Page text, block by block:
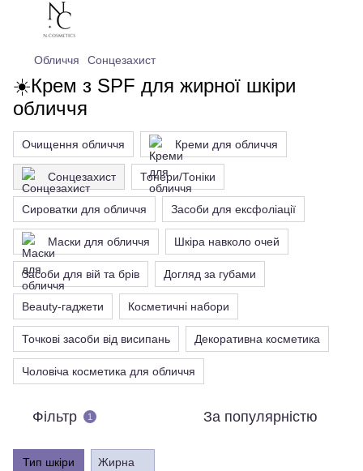
Обличчя Сонцезахист
☀️Крем з SPF для жирної шкіри
обличчя
Очищення обличчя Креми для обличчя
Сонцезахист Тонери/Тоніки
Сироватки для обличчя Засоби для ексфоліації
Маски для обличчя Шкіра навколо очей
Засоби для вій та брів Догляд за губами
Beauty-гаджети Косметичні набори
Точкові засоби від висипань Декоративна косметика
Чоловіча косметика для обличчя
Фільтр 1 За популярністю
Тип шкіри Жирна